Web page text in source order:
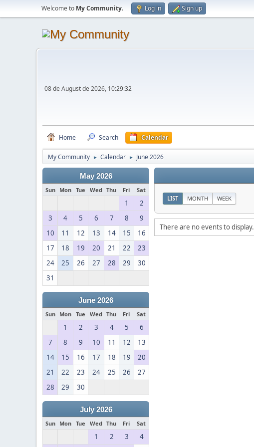
Welcome to My Community. Log in Sign up
08 de August de 2026, 10:29:32
Home Search Calendar
My Community ► Calendar ► June 2026
May 2026
Sun Mon Tue Wed Thu Fri Sat
1
2
3
4 5 6 7 8
9
10
11 12 13 14 15
16
17
18 19 20 21 22
23
24
25 26 27 28 29
30
31
June 2026
Sun Mon Tue Wed Thu Fri Sat
1 2 3 4 5
6
7
8 9 10 11 12
13
14
15 16 17 18 19
20
21
22 23 24 25 26
27
28
29 30
July 2026
Sun Mon Tue Wed Thu Fri Sat
1 2 3 4
LIST MONTH WEEK
There are no events to display.